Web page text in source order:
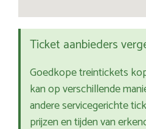
Ticket aanbieders
Goedkope treintickets
kan op verschillende
andere servicegerichte
prijzen en tijden van